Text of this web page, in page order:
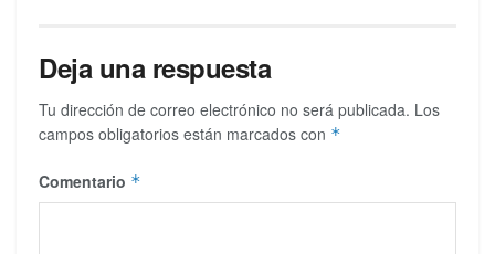
Deja una respuesta
Tu dirección de correo electrónico no será publicada. Los
campos obligatorios están marcados con *
Comentario *